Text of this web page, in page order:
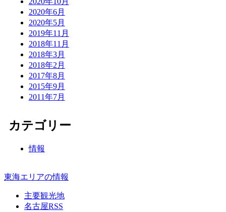
2020年6月
2020年5月
2019年11月
2018年11月
2018年3月
2018年2月
2017年8月
2015年9月
2011年7月
カテゴリー
情報
東海エリアの情報
主要観光地
名古屋RSS